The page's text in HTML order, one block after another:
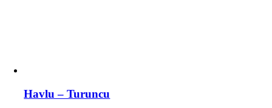
Havlu – Turuncu